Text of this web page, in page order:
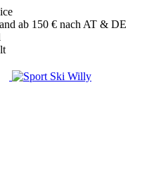
ab 150 € nach AT & DE